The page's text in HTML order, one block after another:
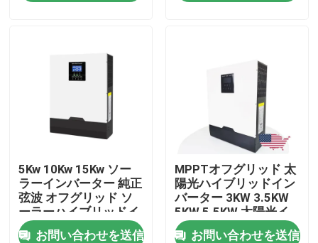
VRショー
企業情報
会社案内
5Kw 10Kw 15Kw ソー
ラーインバーター 純正
弦波 オフグリッド ソ
ーラーハイブリッドイ
ンバーター 3相
お問い合わせを送信
MPPTオフグリッド 太
陽光ハイブリッドイン
バーター 3KW 3.5KW
5KW 5.5KW 太陽光イ
ンバーター
お問い合わせを送信